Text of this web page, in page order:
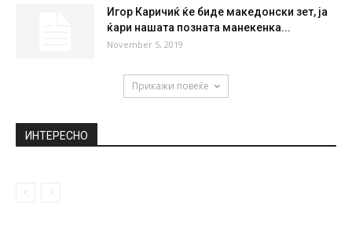
Игор Каричиќ ќе биде македонски зет, ја
ќари нашата позната манекенка...
November 5, 2019
Прикажи повеќе
ИНТЕРЕСНО